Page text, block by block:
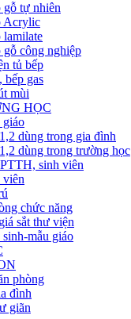
gỗ tự nhiên
Acrylic
lamilate
gỗ công nghiệp
tủ bếp
bếp gas
mùi
HỌC
giáo
dùng trong gia đình
dùng trong trường học
sinh viên
viên
chức năng
sắt thư viện
mẫu giáo
phòng
đình
giãn